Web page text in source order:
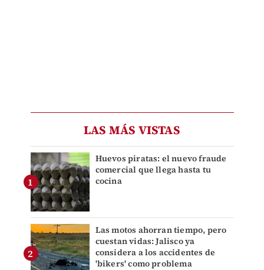
LAS MÁS VISTAS
Huevos piratas: el nuevo fraude
comercial que llega hasta tu
cocina
Las motos ahorran tiempo, pero
cuestan vidas: Jalisco ya
considera a los accidentes de
'bikers' como problema